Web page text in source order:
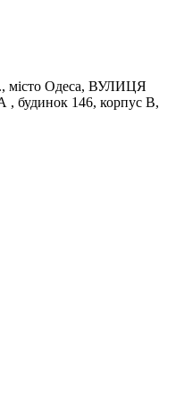
місто Одеса, ВУЛИЦЯ
146, корпус В,